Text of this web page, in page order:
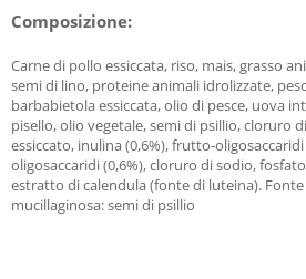
Composizione:
Carne di pollo essiccata, riso, mais, grasso
semi di lino, proteine animali idrolizzate,
barbabietola essiccata, olio di pesce, uova
pisello, olio vegetale, semi di psillio, cloruro
essiccato, inulina (0,6%), frutto-
oligosaccaridi (0,6%), cloruro di sodio,
estratto di calendula (fonte di luteina).
mucillaginosa: semi di psillio